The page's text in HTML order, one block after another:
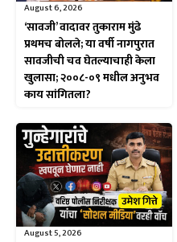
August 6, 2026
‘सावजी’ वादावर तुकाराम मुंढे
प्रथमच बोलले; या वर्षी नागपुरात
सावजीची चव घेतल्याचाही केला
खुलासा; २००८-०९ मधील अनुभव
काय सांगितला?
August 5, 2026